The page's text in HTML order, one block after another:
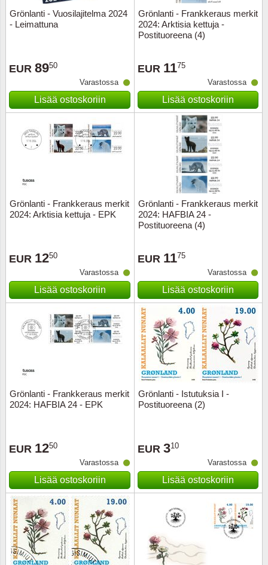
Grönlanti - Vuosilajitelma 2024
- Leimattuna
EUR 8950
Varastossa
Lisää ostoskoriin
Grönlanti - Frankkeraus merkit
2024: Arktisia kettuja -
Postituoreena (4)
EUR 1175
Varastossa
Lisää ostoskoriin
Grönlanti - Frankkeraus merkit
2024: Arktisia kettuja - EPK
EUR 1250
Varastossa
Lisää ostoskoriin
Grönlanti - Frankkeraus merkit
2024: HAFBIA 24 -
Postituoreena (4)
EUR 1175
Varastossa
Lisää ostoskoriin
Grönlanti - Frankkeraus merkit
2024: HAFBIA 24 - EPK
EUR 1250
Varastossa
Lisää ostoskoriin
Grönlanti - Istutuksia I -
Postituoreena (2)
EUR 310
Varastossa
Lisää ostoskoriin